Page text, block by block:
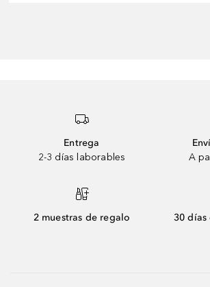
Entrega
2-3 días laborables
A
2 muestras de regalo 30 días